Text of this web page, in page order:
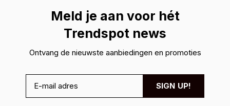
Meld je aan voor hét
Trendspot news
Ontvang de nieuwste aanbiedingen en promoties
SIGN UP!